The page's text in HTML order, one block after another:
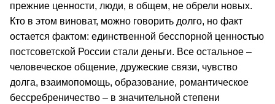
прежние ценности, люди, в общем, не обрели новых.
Кто в этом виноват, можно говорить долго, но факт
остается фактом: единственной бесспорной ценностью
постсоветской России стали деньги. Все остальное –
человеческое общение, дружеские связи, чувство
долга, взаимопомощь, образование, романтическое
бессребреничество – в значительной степени